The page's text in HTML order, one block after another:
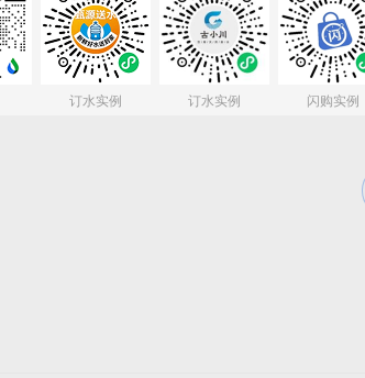
订水实例 订水实例 闪购实例